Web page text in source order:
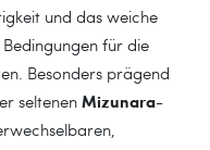
und das weiche
für die
Besonders prägend
seltenenMizunara-